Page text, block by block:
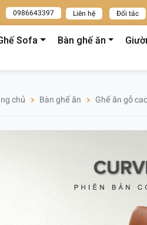
0986643397 Liên hệ Đối tác
Sofa Bàn ghế ăn
chủ Bàn ghế ăn Ghế ăn gỗ